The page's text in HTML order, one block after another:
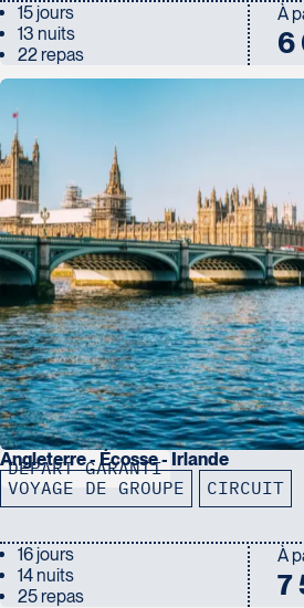
15 jours
13 nuits
22 repas
À
6
DÉPART GARANTI
Angleterre - Écosse - Irlande
VOYAGE DE GROUPE CIRCUIT
16 jours
14 nuits
25 repas
À
7